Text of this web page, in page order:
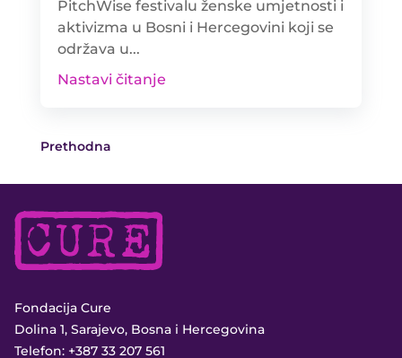
PitchWise festivalu ženske umjetnosti i
aktivizma u Bosni i Hercegovini koji se
održava u...
Nastavi čitanje
Prethodna
Fondacija Cure
Dolina 1, Sarajevo, Bosna i Hercegovina
Telefon: +387 33 207 561